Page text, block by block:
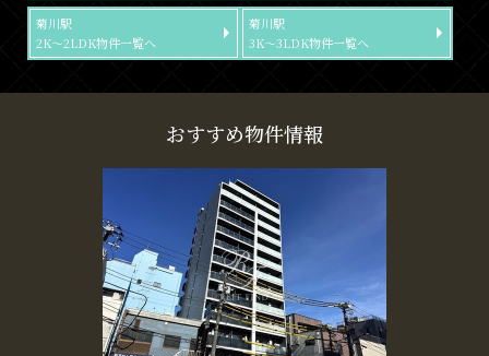
菊川駅
2K～2LDK物件一覧へ
菊川駅
3K～3LDK物件一覧へ
おすすめ物件情報